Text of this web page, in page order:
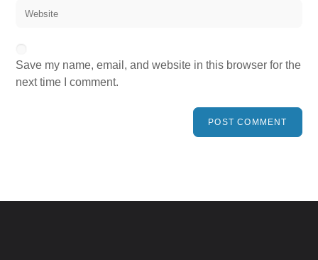
Save my name, email, and website in this browser for the
next time I comment.